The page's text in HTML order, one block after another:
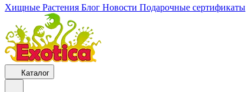
Хищные Растения Блог Новости Подарочные сертификаты
Каталог